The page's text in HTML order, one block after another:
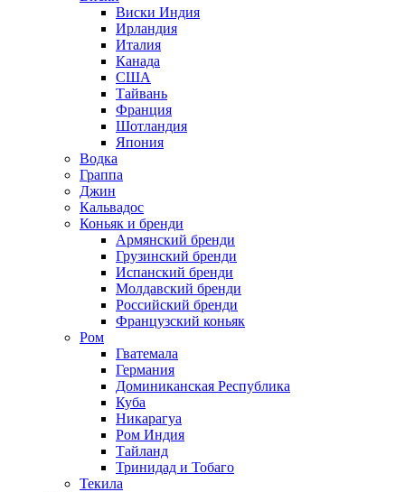
Виски Индия
Ирландия
Италия
Канада
США
Тайвань
Франция
Шотландия
Япония
Водка
Граппа
Джин
Кальвадос
Коньяк и бренди
Армянский бренди
Грузинский бренди
Испанский бренди
Молдавский бренди
Российский бренди
Французский коньяк
Ром
Гватемала
Германия
Доминиканская Республика
Куба
Никарагуа
Ром Индия
Тайланд
Тринидад и Тобаго
Текила